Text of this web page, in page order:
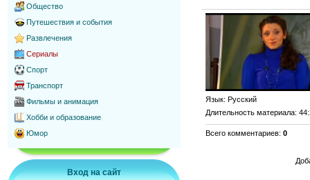
Общество
Путешествия и события
Развлечения
Сериалы
Спорт
Транспорт
Фильмы и анимация
Хобби и образование
Юмор
Вход на сайт
Язык: Русский
Длительность материала:
Всего комментариев: 0